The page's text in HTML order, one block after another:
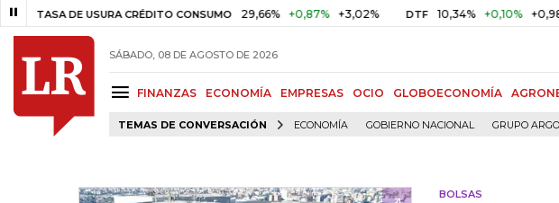
DE USURA CRÉDITO CONSUMO 29,66% +0,87% +3,02% DTF 10,34% +0,10% +0,98%
SÁBADO, 08 DE AGOSTO DE 2026
FINANZAS ECONOMÍA EMPRESAS OCIO GLOBOECONOMÍA
TEMAS DE CONVERSACIÓN ECONOMÍA GOBIERNO NACIONAL GRUPO
BOLSAS